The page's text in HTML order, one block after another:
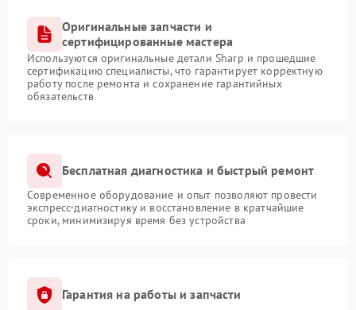
Оригинальные запчасти и
сертифицированные мастера
Используются оригинальные детали Sharp и прошедшие
сертификацию специалисты, что гарантирует корректную
работу после ремонта и сохранение гарантийных
обязательств
Бесплатная диагностика и быстрый ремонт
Современное оборудование и опыт позволяют провести
экспресс-диагностику и восстановление в кратчайшие
сроки, минимизируя время без устройства
Гарантия на работы и запчасти